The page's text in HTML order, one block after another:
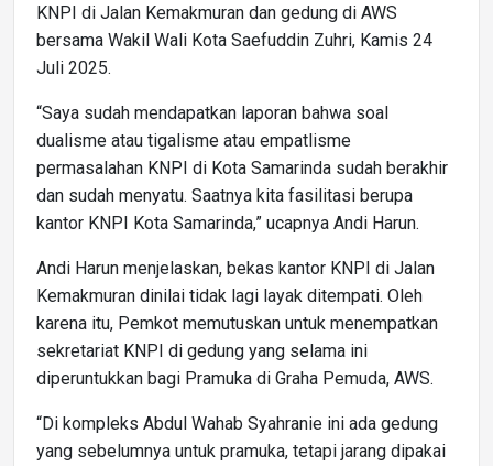
KNPI di Jalan Kemakmuran dan gedung di AWS
bersama Wakil Wali Kota Saefuddin Zuhri, Kamis 24
Juli 2025.
“Saya sudah mendapatkan laporan bahwa soal
dualisme atau tigalisme atau empatlisme
permasalahan KNPI di Kota Samarinda sudah berakhir
dan sudah menyatu. Saatnya kita fasilitasi berupa
kantor KNPI Kota Samarinda,” ucapnya Andi Harun.
Andi Harun menjelaskan, bekas kantor KNPI di Jalan
Kemakmuran dinilai tidak lagi layak ditempati. Oleh
karena itu, Pemkot memutuskan untuk menempatkan
sekretariat KNPI di gedung yang selama ini
diperuntukkan bagi Pramuka di Graha Pemuda, AWS.
“Di kompleks Abdul Wahab Syahranie ini ada gedung
yang sebelumnya untuk pramuka, tetapi jarang dipakai